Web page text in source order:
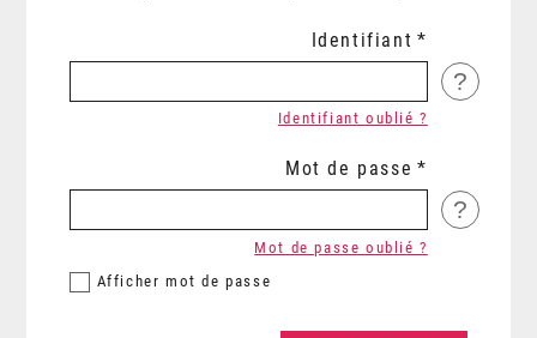
Identifiant
?
Identifiant oublié ?
Mot de passe
?
Afficher mot de passe
Mot de passe oublié ?